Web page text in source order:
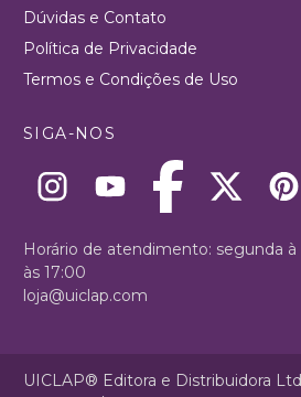
Dúvidas e Contato
Política de Privacidade
Termos e Condições de Uso
SIGA-NOS
Horário de atendimento: segunda à
às 17:00
loja@uiclap.com
UICLAP® Editora e Distribuidora